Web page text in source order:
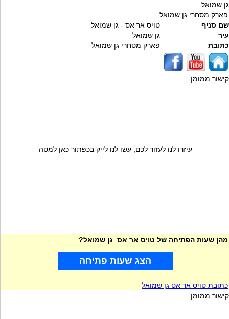
גן שמואל
פארק מסחרי גן שמואל
שם סניף
טויס אר אס - גן שמואל
עיר
גן שמואל
כתובת
פארק מסחרי גן שמואל
קישור ממומן
עיזרו לנו לעזור לכם, עשו לנו לייק בכפתור כאן למטה
מהן שעות הפתיחה של טויס אר אס גן שמואל?
הצג שעות פתיחה
כתובת טויס אר אס גן שמואל
קישור ממומן